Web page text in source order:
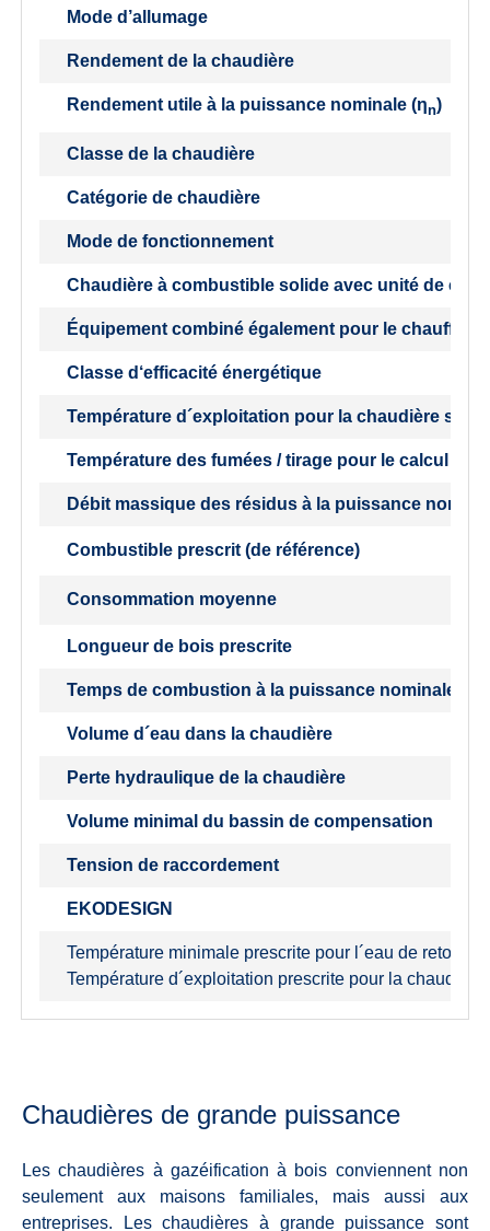
Mode d’allumage
Rendement de la chaudière
Rendement utile à la puissance nominale (ηn)
Classe de la chaudière
Catégorie de chaudière
Mode de fonctionnement
Chaudière à combustible solide avec unité de
Équipement combiné également pour le chauffage
Classe d‘efficacité énergétique
Température d´exploitation pour la chaudière
Température des fumées / tirage pour le calcul du
Débit massique des résidus à la puissance nomin.
Combustible prescrit (de référence)
Consommation moyenne
Longueur de bois prescrite
Temps de combustion à la puissance nominale
Volume d´eau dans la chaudière
Perte hydraulique de la chaudière
Volume minimal du bassin de compensation
Tension de raccordement
EKODESIGN
Température minimale prescrite pour l´eau de retour
Température d´exploitation prescrite pour la
Chaudières de grande puissance
Les chaudières à gazéification à bois conviennent non
seulement aux maisons familiales, mais aussi aux
entreprises. Les chaudières à grande puissance sont